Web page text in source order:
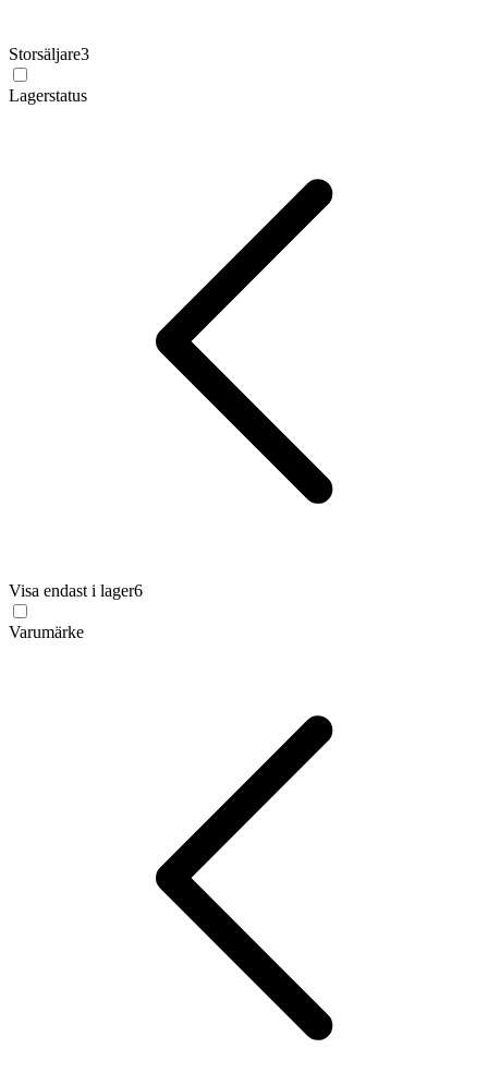
Storsäljare3
Lagerstatus
Visa endast i lager6
Varumärke